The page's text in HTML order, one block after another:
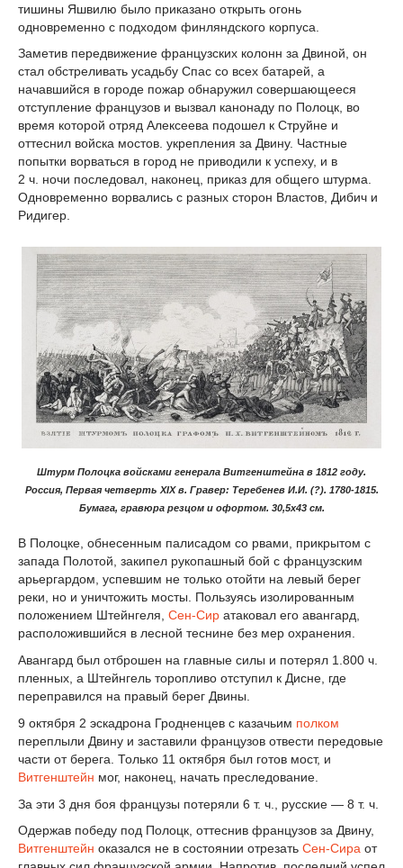
тишины Яшвилю было приказано открыть огонь
одновременно с подходом финляндского корпуса.
Заметив передвижение французских колонн за Двиной, он
стал обстреливать усадьбу Спас со всех батарей, а
начавшийся в городе пожар обнаружил совершающееся
отступление французов и вызвал канонаду по Полоцк, во
время которой отряд Алексеева подошел к Струйне и
оттеснил войска мостов. укрепления за Двину. Частные
попытки ворваться в город не приводили к успеху, и в
2 ч. ночи последовал, наконец, приказ для общего штурма.
Одновременно ворвались с разных сторон Властов, Дибич и
Ридигер.
Штурм Полоцка войсками генерала Витгенштейна в 1812 году.
Россия, Первая четверть XIX в. Гравер: Теребенев И.И. (?). 1780-1815.
Бумага, гравюра резцом и офортом. 30,5х43 см.
В Полоцке, обнесенным палисадом со рвами, прикрытом с
запада Полотой, закипел рукопашный бой с французским
арьергардом, успевшим не только отойти на левый берег
реки, но и уничтожить мосты. Пользуясь изолированным
положением Штейнгеля, Сен-Сир атаковал его авангард,
расположившийся в лесной теснине без мер охранения.
Авангард был отброшен на главные силы и потерял 1.800 ч.
пленных, а Штейнгель торопливо отступил к Дисне, где
переправился на правый берег Двины.
9 октября 2 эскадрона Гродненцев с казачьим полком
переплыли Двину и заставили французов отвести передовые
части от берега. Только 11 октября был готов мост, и
Витгенштейн мог, наконец, начать преследование.
За эти 3 дня боя французы потеряли 6 т. ч., русские — 8 т. ч.
Одержав победу под Полоцк, оттеснив французов за Двину,
Витгенштейн оказался не в состоянии отрезать Сен-Сира от